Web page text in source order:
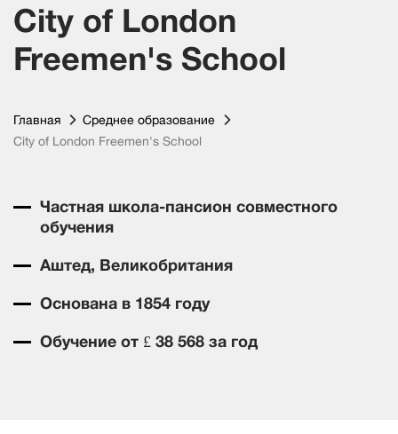
City of London
Freemen's School
Главная
Среднее образование
City of London Freemen's School
Частная школа-пансион совместного
обучения
Аштед, Великобритания
Основана в 1854 году
Обучение от £ 38 568 за год